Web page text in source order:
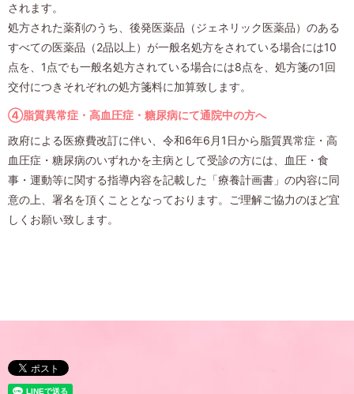
されます。
処方された薬剤のうち、後発医薬品（ジェネリック医薬品）のある
すべての医薬品（2品以上）が一般名処方をされている場合には10
点を、1点でも一般名処方されている場合には8点を、処方箋の1回
交付につきそれぞれの処方箋料に加算致します。
④脂質異常症・高血圧症・糖尿病にて通院中の方へ
政府による医療費改訂に伴い、令和6年6月1日から脂質異常症・高
血圧症・糖尿病のいずれかを主病として受診の方には、血圧・食
事・運動等に関する指導内容を記載した「療養計画書」の内容に同
意の上、署名を頂くこととなっております。ご理解ご協力のほど宜
しくお願い致します。